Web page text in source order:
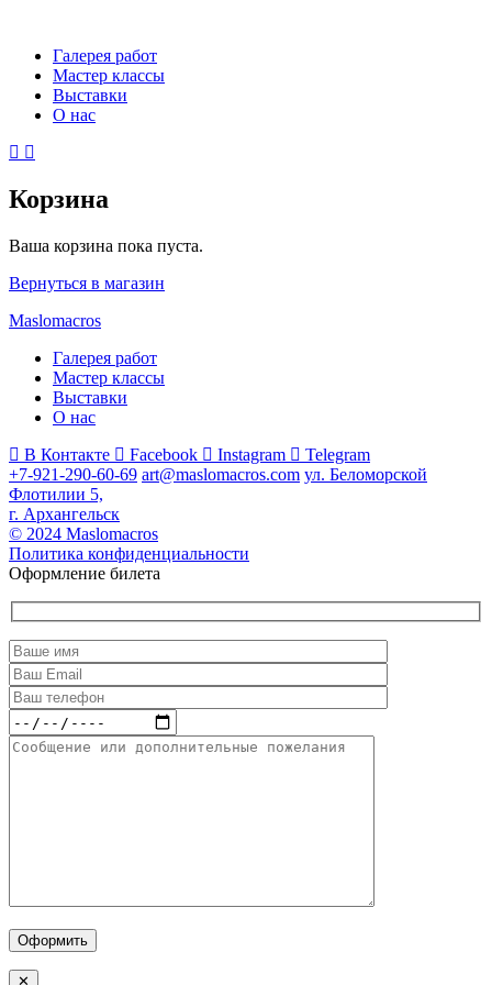
Галерея работ
Мастер классы
Выставки
О нас
Корзина
Ваша корзина пока пуста.
Вернуться в магазин
Maslomacros
Галерея работ
Мастер классы
Выставки
О нас
В Контакте
Facebook Instagram
Telegram
+7-921-290-60-69 art@maslomacros.com ул. Беломорской
Флотилии 5,
г. Архангельск
© 2024 Maslomacros
Политика конфиденциальности
Оформление билета
Оформить
✕